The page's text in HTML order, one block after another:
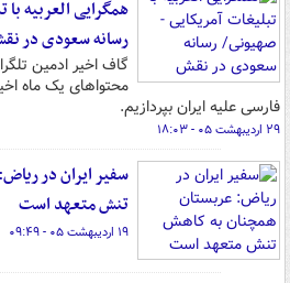
همگرایی العربیه
رسانه سعودی در
گاف اخیر ادمین
محتواهای یک ماه
فارسی علیه ایران بپردازیم.
۲۹ اردیبهشت ۰۵ - ۱۸:۰۳
سفیر ایران در
تنش متعهد است
۱۹ اردیبهشت ۰۵ - ۰۹:۴۹